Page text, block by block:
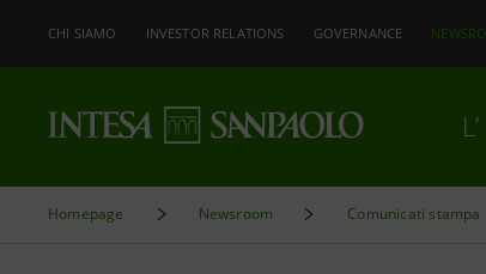
CHI SIAMO INVESTOR RELATIONS GOVERNANCE
Homepage Newsroom Comunicati stampa